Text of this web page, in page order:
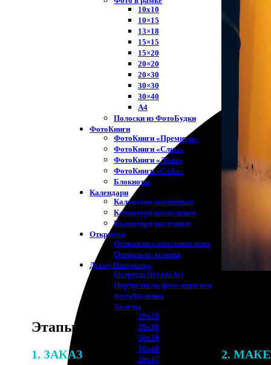
10х10
10×15
13×18
15×15
15×20
20×20
20×30
30×30
30×40
A4
Полоски из ФотоБудки
ФотоКниги
ФотоКниги «Премиум»
ФотоКниги «Слим»
ФотоКниги «Лайт»
ФотоКниги «Софт»
Блокноты
Календари
Календари магнитные
Календари настольные
Календари настенные
Открытки
Отправлю самостоятельно
Отправьте за меня
Декор Интерьера
Потреты Dream Art
Портреты по фото акрилом
ФотоМозаика
Холсты
20х20
20х30
30х30
30х40
20х45
Этапы работы
1. ЗАКАЗ 2.